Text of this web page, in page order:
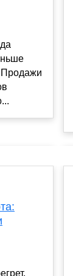
Продажи